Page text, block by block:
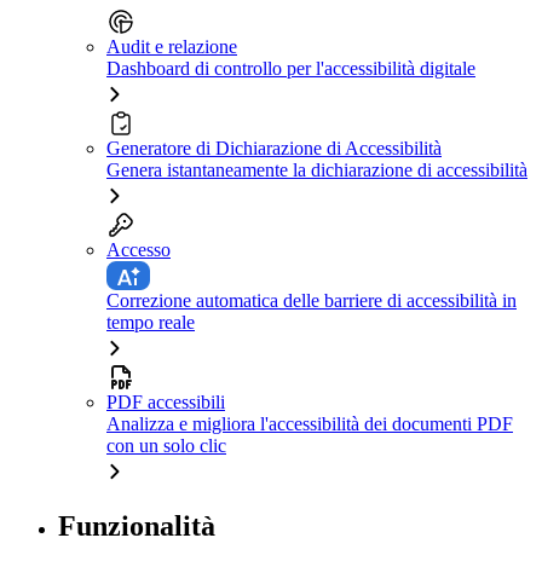
Audit e relazione
Dashboard di controllo per l'accessibilità digitale
Generatore di Dichiarazione di Accessibilità
Genera istantaneamente la dichiarazione di accessibilità
Accesso
Correzione automatica delle barriere di accessibilità in
tempo reale
PDF accessibili
Analizza e migliora l'accessibilità dei documenti PDF
con un solo clic
Funzionalità